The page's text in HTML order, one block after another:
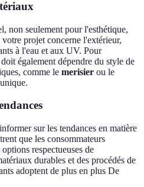
non seulement pour l'esthétique,
projet concerne l'extérieur,
à l'eau et aux UV. Pour
également dépendre du style de
comme le merisier ou le
sur les tendances en matière
que les consommateurs
respectueuses de
durables et des procédés de
adoptent de plus en plus De